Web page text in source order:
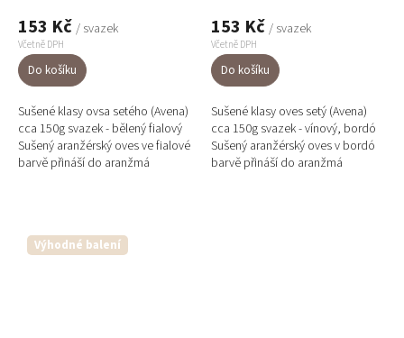
153 Kč / svazek
Včetně DPH
Do košíku
Sušené klasy ovsa setého (Avena)
cca 150g svazek - bělený fialový
Sušený aranžérský oves ve fialové
barvě přináší do aranžmá
153 Kč / svazek
Včetně DPH
Do košíku
Sušené klasy oves setý (Avena)
cca 150g svazek - vínový, bordó
Sušený aranžérský oves v bordó
barvě přináší do aranžmá
Výhodné balení